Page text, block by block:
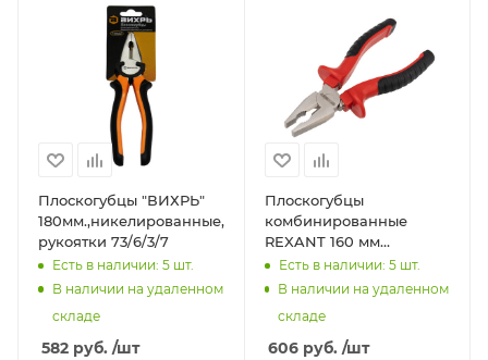
Плоскогубцы "ВИХРЬ"
180мм.,никелированные,двухкомпонентные
рукоятки 73/6/3/7
Есть в наличии: 5 шт.
В наличии на удаленном
складе
582 руб. /шт
Плоскогубцы
комбинированные
REXANT 160 мм
никелированные,
двухкомпонентные
Есть в наличии: 5шт.
В наличии на удаленном
складе
606руб. /шт